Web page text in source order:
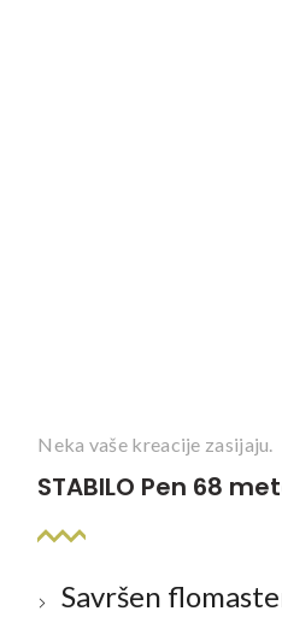
Neka vaše kreacije zasijaju.
STABILO Pen 68
Savršen